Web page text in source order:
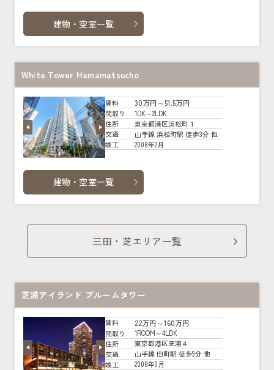
建物・空室一覧
White Tower Hamamatsucho
賃料 30万円～51.5万円
間取り
1DK～2LDK
住所
東京都港区浜松町１
交通
山手線 浜松町駅 徒歩3分 他
竣工
2008年2月
建物・空室一覧
三田・芝エリア一覧
芝浦アイランド ブルームタワー
賃料 22万円～160万円
間取り
1ROOM～4LDK
住所
東京都港区芝浦４
交通
山手線 田町駅 徒歩9分 他
竣工
2008年9月